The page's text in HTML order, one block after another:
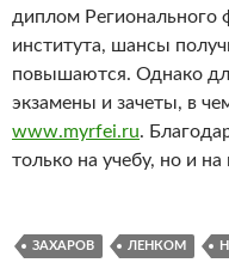
диплом Регионального
института, шансы
повышаются. Однако
экзамены и зачеты, в
www.myrfei.ru.
только на учебу, но и
ЗАХАРОВ ЛЕНКОМ